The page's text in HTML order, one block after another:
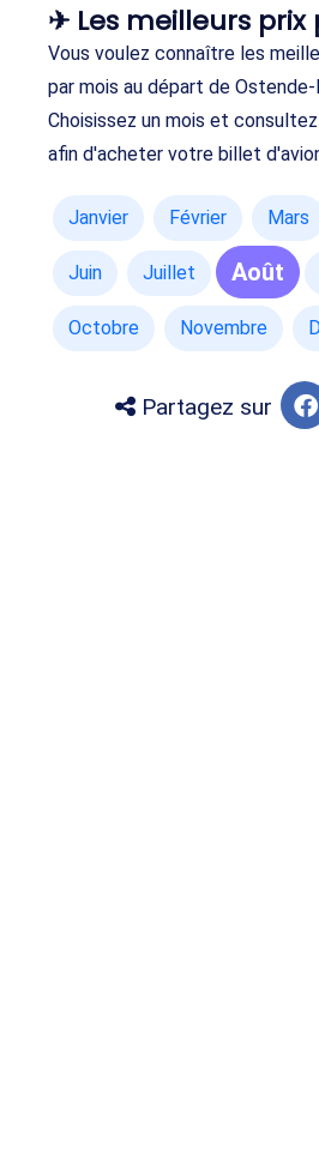
✈ Les meilleurs prix
Vous voulez connaître les
par mois au départ de
Choisissez un mois et
afin d'acheter votre billet
Janvier Février Mars
Juin Juillet Août
Octobre Novembre
Partagez sur